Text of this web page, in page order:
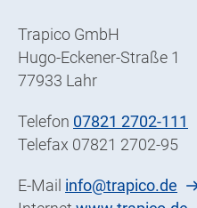
Trapico GmbH
Hugo-Eckener-Straße 1
77933 Lahr
Telefon 07821 2702-111
Telefax 07821 2702-95
E-Mail info@trapico.de